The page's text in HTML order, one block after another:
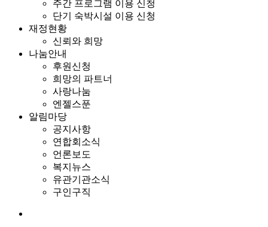
주간 프로그램 이용 신청
단기 숙박시설 이용 신청
재정현황
신뢰와 희망
나눔안내
후원신청
희망의 파트너
사랑나눔
엔젤스푼
알림마당
공지사항
연합회소식
언론보도
복지뉴스
유관기관소식
구인구직